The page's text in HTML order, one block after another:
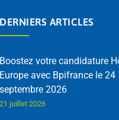
DERNIERS ARTICLES
Boostez votre candidature
Europe avec Bpifrance le 24
septembre 2026
21 juillet 2026